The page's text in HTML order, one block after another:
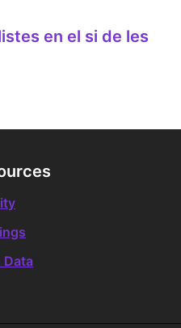
en el si de les
Data